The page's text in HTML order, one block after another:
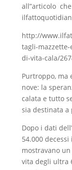
all”articolo
http://
tagli-
di-vita-cala/
Purtroppo, ma
nove: la
calata e tutto
sia destinata a
Dopo i dati
54.000
mostravano
vita degli ultra